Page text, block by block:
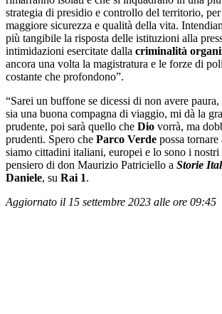
strategia di presidio e controllo del territorio,
maggiore sicurezza e qualità della vita.
più tangibile la risposta delle istituzioni alla
intimidazioni esercitate dalla criminalità
ancora una volta la magistratura e le forze di
costante che profondono”.
“Sarei un buffone se dicessi di non avere paura,
sia una buona compagna di viaggio, mi dà la
prudente, poi sarà quello che Dio vorrà, ma
prudenti. Spero che Parco Verde possa
siamo cittadini italiani, europei e lo sono i nostri
pensiero di don Maurizio Patriciello a Storie
Daniele, su Rai 1.
Aggiornato il 15 settembre 2023 alle ore 09:45